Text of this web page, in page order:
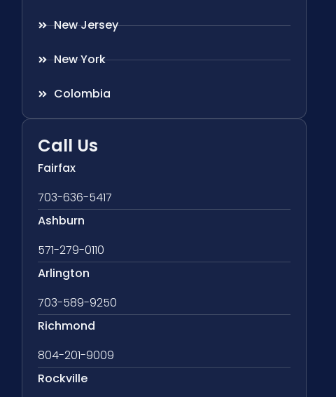
New Jersey
New York
Colombia
Call Us
Fairfax
703-636-5417
Ashburn
571-279-0110
Arlington
703-589-9250
Richmond
804-201-9009
Rockville